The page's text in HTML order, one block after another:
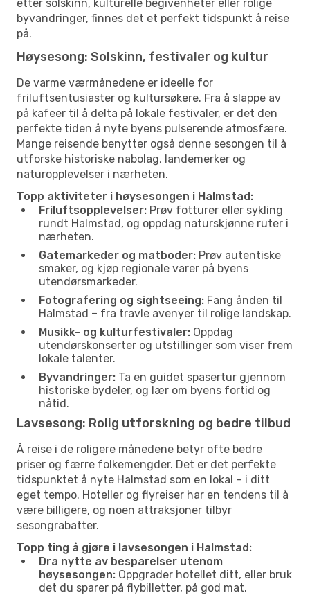
etter solskinn, kulturelle begivenheter eller rolige
byvandringer, finnes det et perfekt tidspunkt å reise
på.
Høysesong: Solskinn, festivaler og kultur
De varme værmånedene er ideelle for
friluftsentusiaster og kultursøkere. Fra å slappe av
på kafeer til å delta på lokale festivaler, er det den
perfekte tiden å nyte byens pulserende atmosfære.
Mange reisende benytter også denne sesongen til å
utforske historiske nabolag, landemerker og
naturopplevelser i nærheten.
Topp aktiviteter i høysesongen i Halmstad:
Friluftsopplevelser: Prøv fotturer eller sykling
rundt Halmstad, og oppdag naturskjønne ruter i
nærheten.
Gatemarkeder og matboder: Prøv autentiske
smaker, og kjøp regionale varer på byens
utendørsmarkeder.
Fotografering og sightseeing: Fang ånden til
Halmstad – fra travle avenyer til rolige landskap.
Musikk- og kulturfestivaler: Oppdag
utendørskonserter og utstillinger som viser frem
lokale talenter.
Byvandringer: Ta en guidet spasertur gjennom
historiske bydeler, og lær om byens fortid og
nåtid.
Lavsesong: Rolig utforskning og bedre tilbud
Å reise i de roligere månedene betyr ofte bedre
priser og færre folkemengder. Det er det perfekte
tidspunktet å nyte Halmstad som en lokal – i ditt
eget tempo. Hoteller og flyreiser har en tendens til å
være billigere, og noen attraksjoner tilbyr
sesongrabatter.
Topp ting å gjøre i lavsesongen i Halmstad:
Dra nytte av besparelser utenom
høysesongen: Oppgrader hotellet ditt, eller bruk
det du sparer på flybilletter, på god mat.